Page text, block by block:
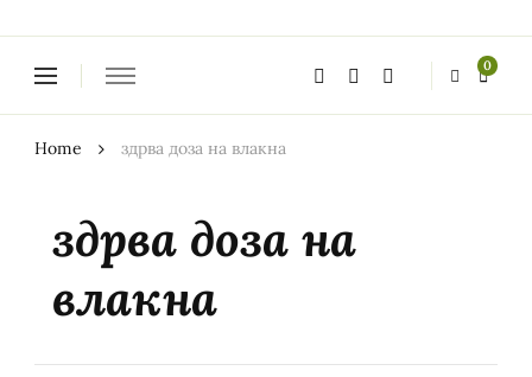
0
Home здрва доза на влакна
здрва доза на
влакна